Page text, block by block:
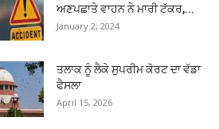
ਅਣਪਛਾਤੇ ਵਾਹਨ ਨੇ ਮਾਰੀ ਟੱਕਰ,...
January 2, 2024
ਤਲਾਕ ਨੂੰ ਲੈਕੇ ਸੁਪਰੀਮ ਕੋਰਟ ਦਾ ਵੱਡਾ
ਫੈਸਲਾ
April 15, 2026